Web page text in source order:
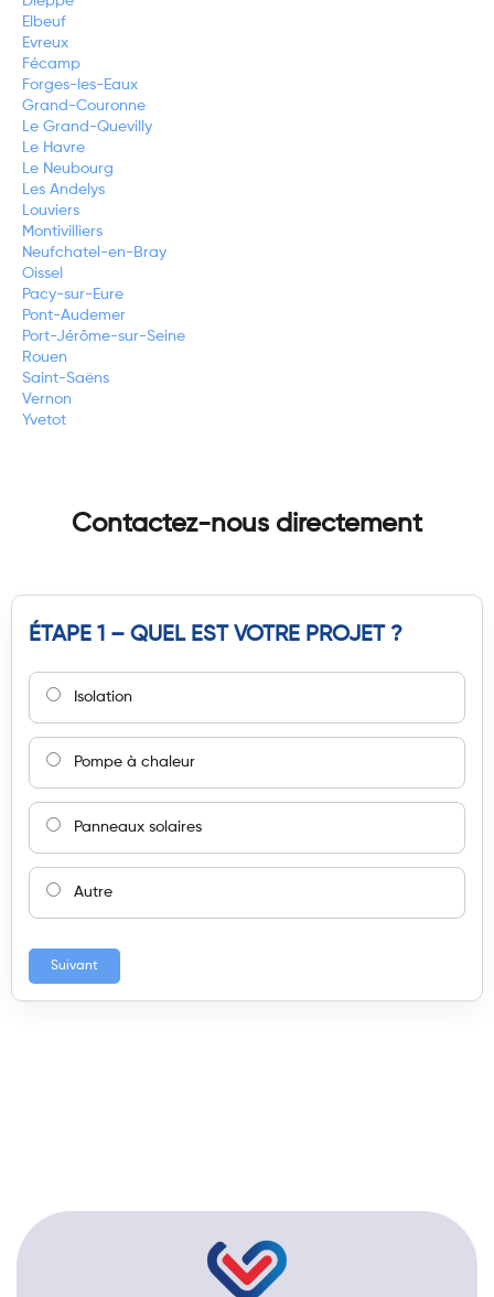
Elbeuf
Evreux
Fécamp
Forges-les-Eaux
Grand-Couronne
Le Grand-Quevilly
Le Havre
Le Neubourg
Les Andelys
Louviers
Montivilliers
Neufchatel-en-Bray
Oissel
Pacy-sur-Eure
Pont-Audemer
Port-Jérôme-sur-Seine
Rouen
Saint-Saëns
Vernon
Yvetot
Contactez-nous directement
ÉTAPE 1 – QUEL EST VOTRE PROJET ?
Isolation
Pompe à chaleur
Panneaux solaires
Autre
Suivant